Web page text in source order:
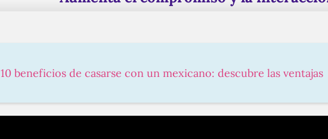
10 beneficios de casarse con un mexicano: descubre las ventajas